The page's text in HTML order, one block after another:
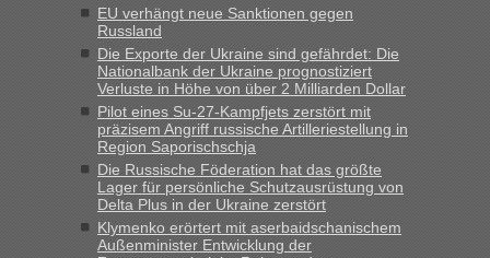
Berichte und Reisetipps • Re: An welchem
Grenzübergang zwischen Polen und der Ukraine geht es am
schnellsten?
„Wir sind mit unserem Wohnmobil, wie geplant am Montag
15.6. in Krakovets rüber. Sehr zeitig los gegen 5 Uhr in der
Früh. Mit sehr sehr wenig Verkehr, super bis zur Grenze. Nur
8 PKW vor der Schranke....“
Berichte und Reisetipps • Re: An welchem
Grenzübergang zwischen Polen und der Ukraine geht es am
schnellsten?
EU verhängt neue Sanktionen gegen
Russland
Die Exporte der Ukraine sind gefährdet: Die
Nationalbank der Ukraine prognostiziert
Verluste in Höhe von über 2 Milliarden Dollar
Pilot eines Su-27-Kampfjets zerstört mit
präzisem Angriff russische Artilleriestellung in
Region Saporischschja
Die Russische Föderation hat das größte
Lager für persönliche Schutzausrüstung von
Delta Plus in der Ukraine zerstört
Klymenko erörtert mit aserbaidschanischem
Außenminister Entwicklung der